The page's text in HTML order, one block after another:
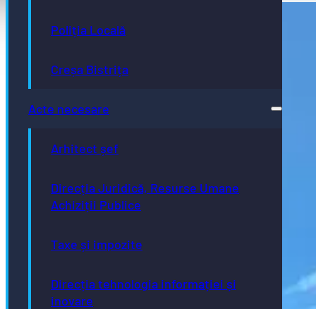
Poliția Locală
Creșa Bistrița
Acte necesare
Arhitect șef
Direcția Juridică, Resurse Umane
Achiziții Publice
Taxe și impozite
Direcția tehnologia informației și
inovare